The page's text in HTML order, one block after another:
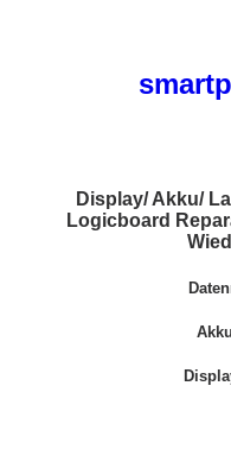
Display/ Akku/
Logicboard